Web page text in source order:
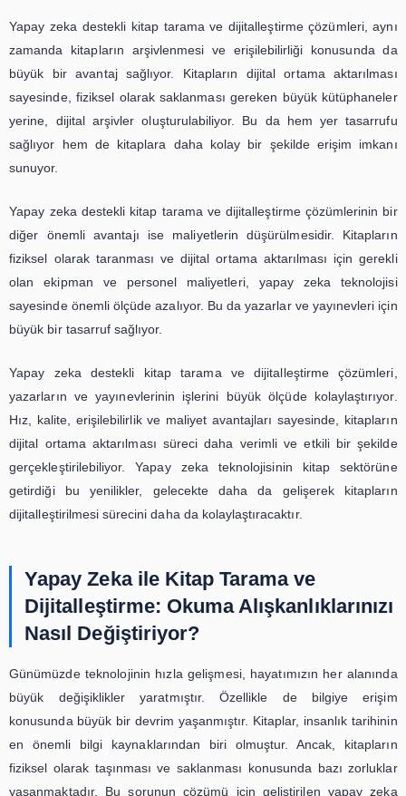
Yapay zeka destekli kitap tarama ve dijitalleştirme
zamanda kütüphanelerin dijital arşivlerinin daha
ulaşmasını da sağlamaktadır. Geleneksel yöntemlerle
tarama ve dijitalleştirme işlemleri, sadece
dijitalleştirilmesine olanak sağlayabilmekteyken,
teknolojisi sayesinde binlerce kitap hızlı bir
dijitalleştirilebilmektedir. Bu da, kütüphanelerin dijital
daha zengin ve çeşitli hale gelmesini sağlamaktadır.
Yapay zeka destekli kitap tarama ve dijitalleştirme
kütüphanelerin geleceğinde büyük bir öneme sahiptir.
sayesinde, kitap tarama ve dijitalleştirme süreçleri daha
ve verimli hale gelmekte, kitapların içerikleri daha
edilebilmekte ve kütüphanelerin dijital arşivleri daha
ulaşabilmektedir. Bu da, kütüphanelerin dijital
uydurmasını ve daha etkili bir şekilde hizmet
sağlamaktadır. Yapay zeka teknolojisi, kütüphanelerin
Yapay Zeka Destekli Kitap
Dijitalleştirme: Yazarların ve
Yayınevlerinin İşlerini
Yapay zeka teknolojisi, son yıllarda hızla gelişerek
birçok alanında büyük kolaylıklar sağlamaya başladı.
de kitap tarama ve dijitalleştirme süreçlerinde